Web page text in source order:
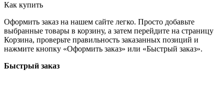
Как купить
Оформить заказ на нашем сайте легко. Просто добавьте
выбранные товары в корзину, а затем перейдите на страницу
Корзина, проверьте правильность заказанных позиций и
нажмите кнопку «Оформить заказ» или «Быстрый заказ».
Быстрый заказ